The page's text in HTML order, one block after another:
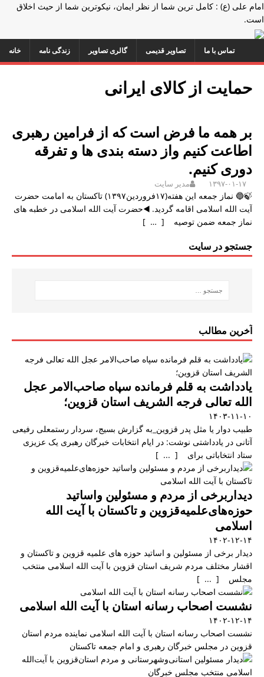
امام علی (ع) : کامل ترین شما از نظر ایمان، نیکوترین شما از حیث اخلاق
است.
خانه زندگی نامه گالری تصاویر تصاویر قدیمی تماس با ما
حمایت از کالای ایرانی
بر همه ما فرض است که از فرامین رهبری
اطاعت کنیم واز دسته بندی ها و تفرقه
دوری کنیم.
۱۳۹۷-۰۱-۱۷ مدیر سایت
🍃🔵 نماز جمعه این هفته(۱۷فروردین۱۳۹۷) تاکستان به امامت حضرت
آیت الله اسلامی اقامه گردید. ◀️حضرت آیت الله اسلامی در خطبه های
نماز جمعه ضمن توصیه
[ … ]
جستجو در سایت
آخرین مطالب
یادداشت به قلم فرمانده سپاه صاحب‌الامر عجل
الله تعالی فرجه الشریف استان قزوین؛
۱۴۰۳-۱۱-۱۰
طبیب دوار یا مثل پدر قزوین_به گزارش بسیج، سردار رستمعلی رفیعی
آتانی در یادداشتی نوشت: در ایام انتخابات خبرگان رهبری یک عزیزی
ستاد انتخاباتی برای [ ... ]
دیداربرخی از مردم و مسئولین واساتید
حوزه‌های‌علمیه‌قزوین و تاکستان با آیت الله
اسلامی
۱۴۰۲-۱۲-۱۴
دیدار برخی از مسئولین و اساتید حوزه های علمیه قزوین و تاکستان و
اقشار مختلف مردم شریف استان قزوین با آیت الله اسلامی منتخب
مجلس [ ... ]
نشست اصحاب رسانه استان با آیت الله اسلامی
۱۴۰۲-۱۲-۱۴
نشست اصحاب رسانه استان با آیت الله اسلامی نماینده مردم استان
قزوین در مجلس خبرگان رهبری و امام جمعه تاکستان